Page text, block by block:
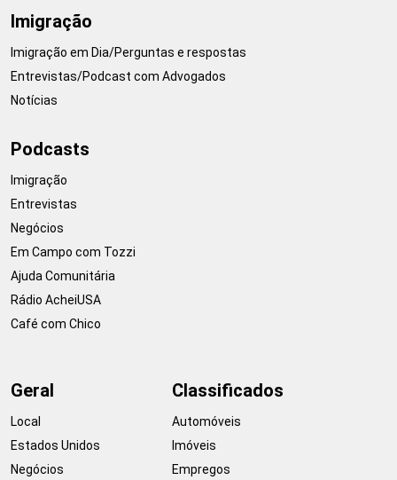
Imigração
Imigração em Dia/Perguntas e respostas
Entrevistas/Podcast com Advogados
Notícias
Podcasts
Imigração
Entrevistas
Negócios
Em Campo com Tozzi
Ajuda Comunitária
Rádio AcheiUSA
Café com Chico
Geral
Local
Estados Unidos
Negócios
Classificados
Automóveis
Imóveis
Empregos